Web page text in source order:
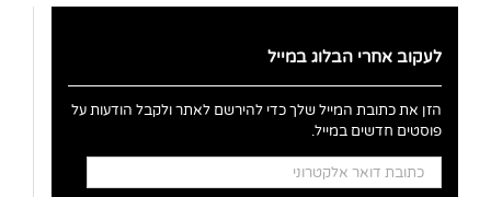
לעקוב אחרי הבלוג במייל
הזן את כתובת המייל שלך כדי להירשם לאתר ולקבל הודעות על
פוסטים חדשים במייל.
כתובת
דואר